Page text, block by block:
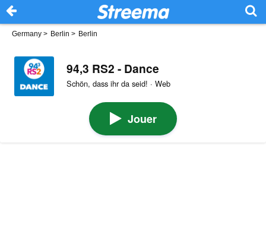
Germany > Berlin > Berlin
94,3 RS2 - Dance
Schön, dass ihr da seid! · Web
Jouer